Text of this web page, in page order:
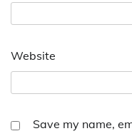
Website
Save my name,